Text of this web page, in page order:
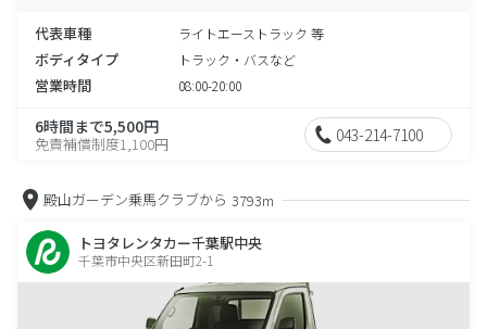
代表車種 ライトエーストラック 等
ボディタイプ トラック・バスなど
営業時間 08:00-20:00
6時間まで5,500円
免責補償制度1,100円 043-214-7100
殿山ガーデン乗馬クラブから 3793m
トヨタレンタカー千葉駅中央
千葉市中央区新田町2-1